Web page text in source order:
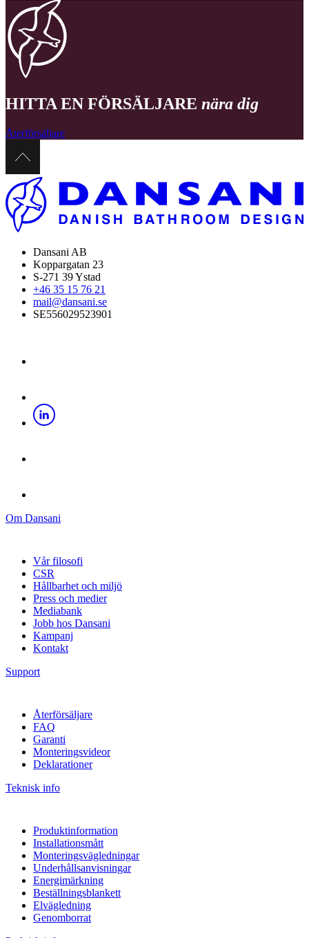
HITTA EN FÖRSÄLJARE nära dig
Återförsäljare
Dansani AB
Koppargatan 23
S-271 39 Ystad
+46 35 15 76 21
mail@dansani.se
SE556029523901
Om Dansani
Vår filosofi
CSR
Hållbarhet och miljö
Press och medier
Mediabank
Jobb hos Dansani
Kampanj
Kontakt
Support
Återförsäljare
FAQ
Garanti
Monteringsvideor
Deklarationer
Teknisk info
Produktinformation
Installationsmått
Monteringsvägledningar
Underhållsanvisningar
Energimärkning
Beställningsblankett
Elvägledning
Genomborrat